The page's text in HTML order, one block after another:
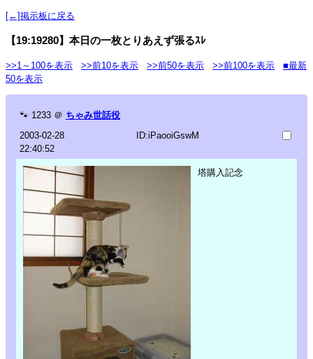
[←]掲示板に戻る
【19:19280】本日の一枚とりあえず張るｽﾚ
>>1～100を表示 >>前10を表示 >>前50を表示 >>前100を表示
■最新
50を表示
🐾 1233 ＠ ちゃみ世話役
2003-02-28
22:40:52
ID:iPaooiGswM
塔購入記念